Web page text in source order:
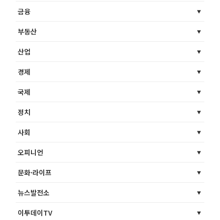
금융
부동산
산업
경제
국제
정치
사회
오피니언
문화·라이프
뉴스발전소
이투데이TV